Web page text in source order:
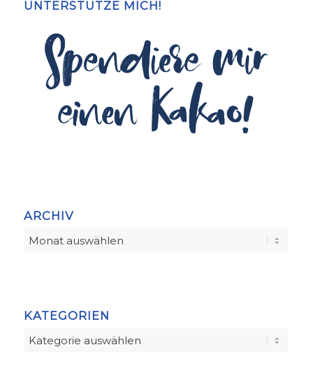
UNTERSTÜTZE MICH!
ARCHIV
KATEGORIEN
Kategorien